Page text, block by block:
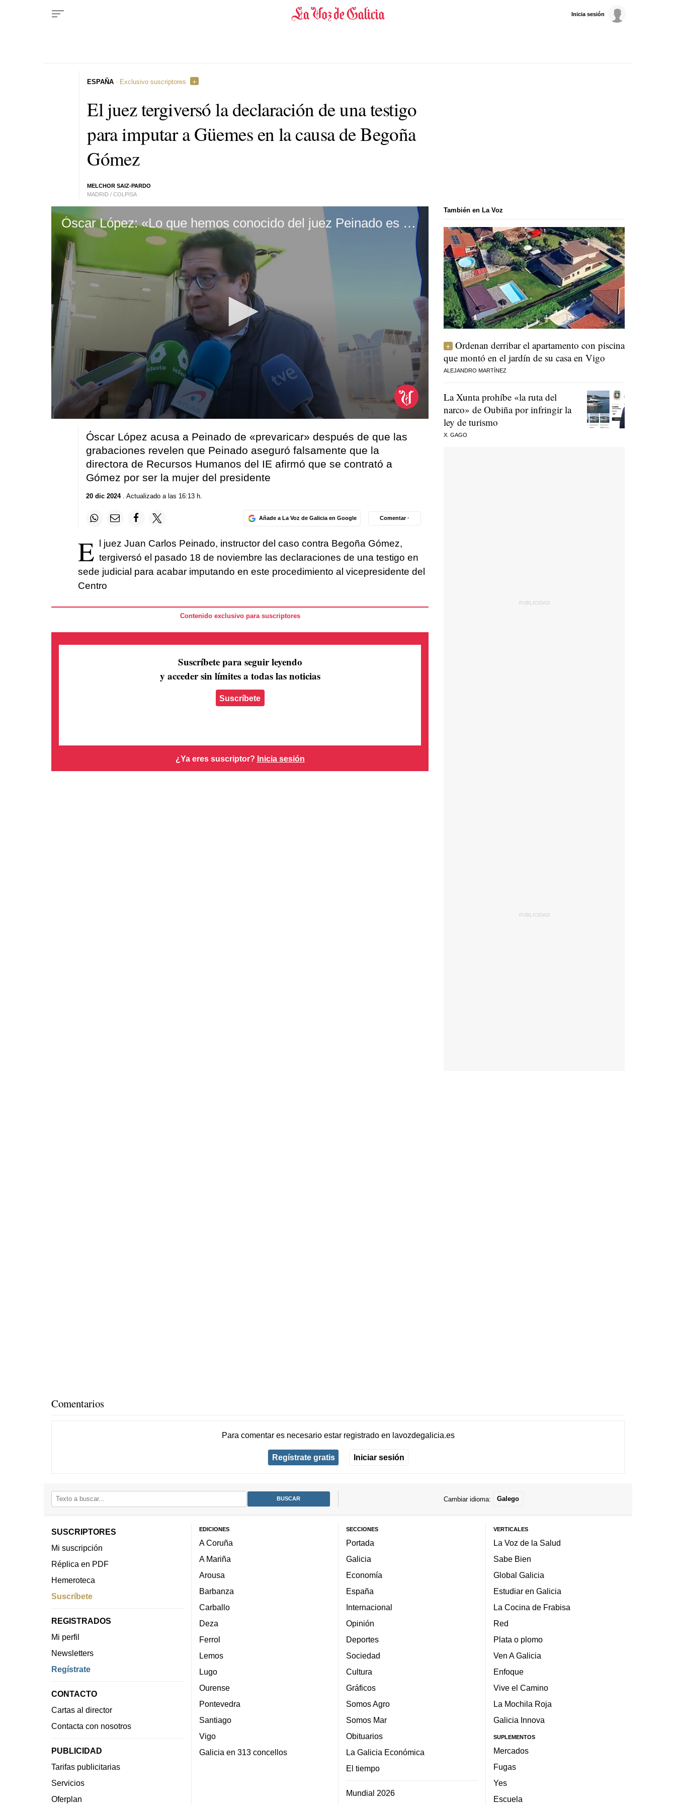
Inicia sesión
El juez tergiversó la declaración de una testigo
para imputar a Güemes en la causa de Begoña
Gómez
MELCHOR SAIZ-PARDO
MADRID / COLPISA
ESPAÑA · Exclusivo suscriptores
Óscar López: «Lo que hemos conocido del juez Peinado es claramente prevaricador»
Volume
Óscar López acusa a Peinado de «prevaricar» después de que las
grabaciones revelen que Peinado aseguró falsamente que la
directora de Recursos Humanos del IE afirmó que se contrató a
Gómez por ser la mujer del presidente
20 dic 2024. Actualizado a las 16:13 h.
Añade a La Voz de Galicia en Google Comentar ·
E
l juez Juan Carlos Peinado, instructor del caso contra Begoña Gómez,
tergiversó el pasado 18 de noviembre las declaraciones de una testigo en
sede judicial para acabar imputando en este procedimiento al vicepresidente del
Centro
Contenido exclusivo para suscriptores
Suscríbete para seguir leyendo
y acceder sin límites a todas las noticias
Suscríbete
¿Ya eres suscriptor? Inicia sesión
También en La Voz
Ordenan derribar el apartamento con piscina
que montó en el jardín de su casa en Vigo
ALEJANDRO MARTÍNEZ
La Xunta prohíbe «la ruta del
narco» de Oubiña por infringir la
ley de turismo
X. GAGO
Comentarios
Para comentar es necesario estar registradoen lavozdegalicia.es
Regístrate gratis Iniciar sesión
Cambiar idioma: Galego
SUSCRIPTORES
Mi suscripción
Réplica en PDF
Hemeroteca
Suscríbete
REGISTRADOS
Mi perfil
Newsletters
Regístrate
CONTACTO
Cartas al director
Contacta con nosotros
PUBLICIDAD
Tarifas publicitarias
Servicios
Oferplan
EDICIONES
A Coruña
A Mariña
Arousa
Barbanza
Carballo
Deza
Ferrol
Lemos
Lugo
Ourense
Pontevedra
Santiago
Vigo
Galicia en 313 concellos
SECCIONES
Portada
Galicia
Economía
España
Internacional
Opinión
Deportes
Sociedad
Cultura
Gráficos
Somos Agro
Somos Mar
Obituarios
La Galicia Económica
El tiempo
Mundial 2026
VERTICALES
La Voz de la Salud
Sabe Bien
Global Galicia
Estudiar en Galicia
La Cocina de Frabisa
Red
Plata o plomo
Ven A Galicia
Enfoque
Vive el Camino
La Mochila Roja
Galicia Innova
SUPLEMENTOS
Mercados
Fugas
Yes
Escuela